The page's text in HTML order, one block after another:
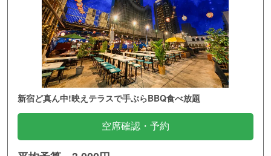
新宿ど真ん中!映えテラスで手ぶらBBQ食べ放題
空席確認・予約